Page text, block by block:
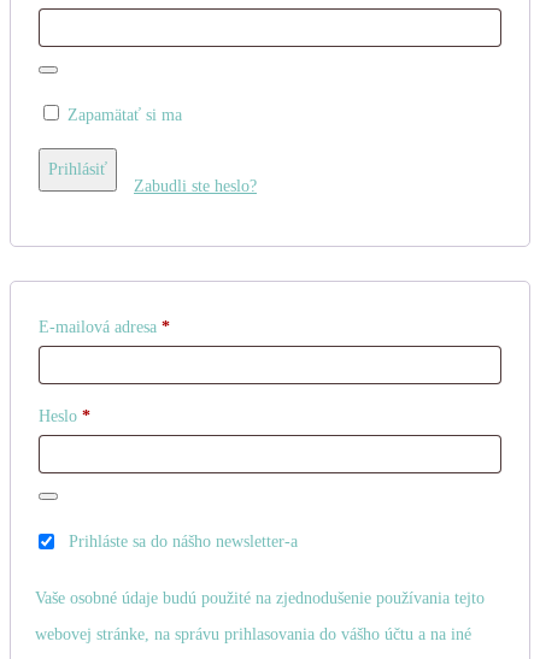
Zapamätať si ma
Prihlásiť
Zabudli ste heslo?
E-mailová adresa *Povinné
Heslo *Povinné
Prihláste sa do nášho newsletter-a
Vaše osobné údaje budú použité na zjednodušenie používania tejto
webovej stránke, na správu prihlasovania do vášho účtu a na iné